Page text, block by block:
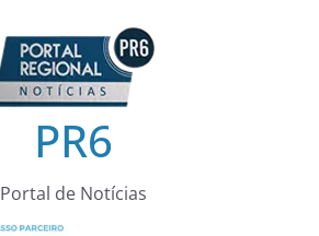
PR6
Portal de Notícias